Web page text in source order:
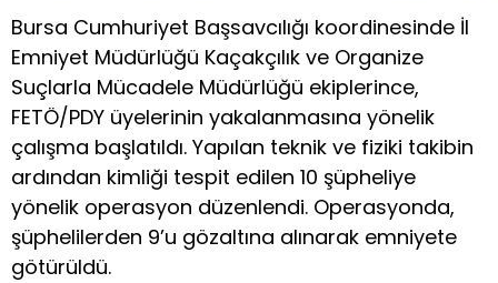
Bursa Cumhuriyet Başsavcılığı koordinesinde İl
Emniyet Müdürlüğü Kaçakçılık ve Organize
Suçlarla Mücadele Müdürlüğü ekiplerince,
FETÖ/PDY üyelerinin yakalanmasına yönelik
çalışma başlatıldı. Yapılan teknik ve fiziki takibin
ardından kimliği tespit edilen 10 şüpheliye
yönelik operasyon düzenlendi. Operasyonda,
şüphelilerden 9’u gözaltına alınarak emniyete
götürüldü.